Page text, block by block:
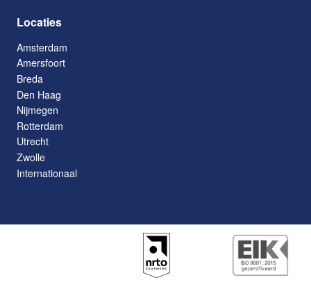
Locaties
Amsterdam
Amersfoort
Breda
Den Haag
Nijmegen
Rotterdam
Utrecht
Zwolle
Internationaal